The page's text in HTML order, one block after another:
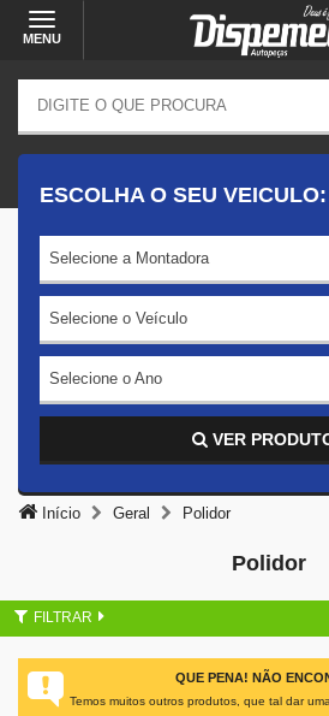
MENU
ESCOLHA O SEU VEICULO:
Selecione a Montadora
Selecione o Veículo
Selecione o Ano
VER
Início Geral Polidor
Polidor
FILTRAR
QUE PENA! NÃO
Temos muitos outros produtos, que tal dar